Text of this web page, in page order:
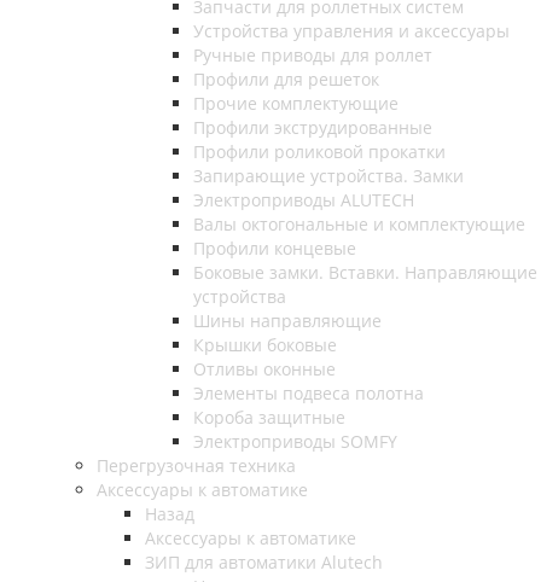
Запчасти для роллетных систем
Устройства управления и аксессуары
Ручные приводы для роллет
Профили для решеток
Прочие комплектующие
Профили экструдированные
Профили роликовой прокатки
Запирающие устройства. Замки
Электроприводы ALUTECH
Валы октогональные и комплектующие
Профили концевые
Боковые замки. Вставки. Направляющие
устройства
Шины направляющие
Крышки боковые
Отливы оконные
Элементы подвеса полотна
Короба защитные
Электроприводы SOMFY
Перегрузочная техника
Аксессуары к автоматике
Назад
Аксессуары к автоматике
ЗИП для автоматики Alutech